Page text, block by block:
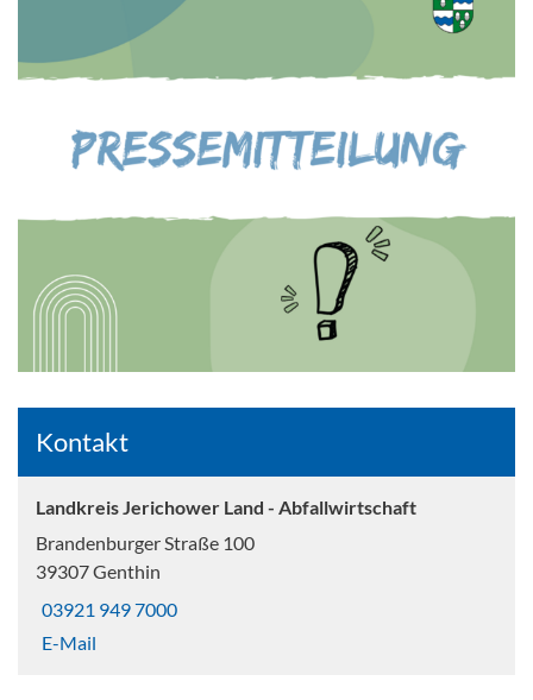
Kontakt
Landkreis Jerichower Land - Abfallwirtschaft
Brandenburger Straße 100
39307 Genthin
03921 949 7000
E-Mail